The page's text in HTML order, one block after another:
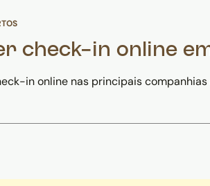
check-in online
in online nas principais